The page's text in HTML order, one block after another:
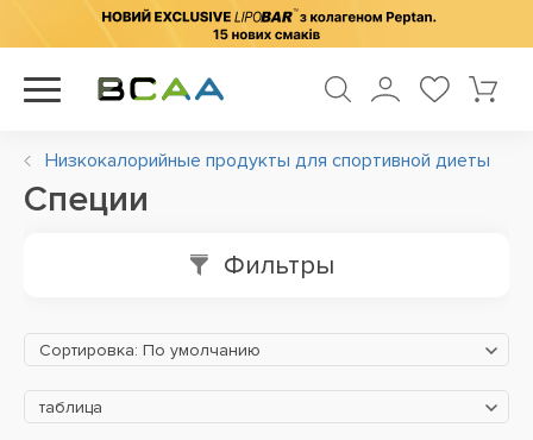
Низкокалорийные продукты для спортивной диеты
Специи
Фильтры
Сортировка: По умолчанию
таблица